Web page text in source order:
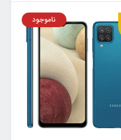
ناموجود